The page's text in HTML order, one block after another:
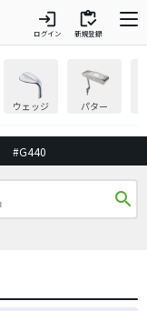
login
ログイン
inventory
新規登録
ウェッジ パター
#G440
search